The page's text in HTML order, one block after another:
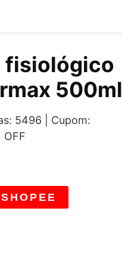
fisiológico
500ml
5496 | Cupom:
OFF